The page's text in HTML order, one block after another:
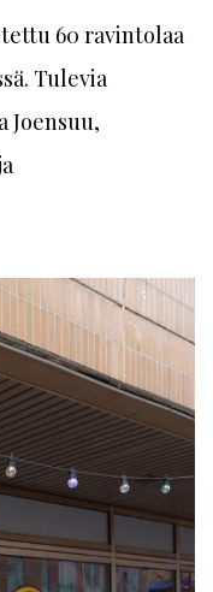
60 ravintolaa
Tulevia
Joensuu,